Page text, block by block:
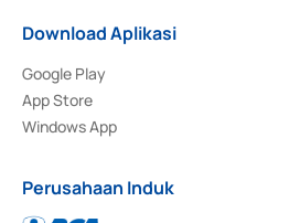
Download Aplikasi
Google Play
App Store
Windows App
Perusahaan Induk